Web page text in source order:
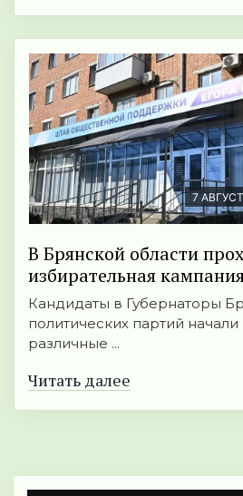
7
В Брянской области
избирательная
Кандидаты в Губернаторы
политических партий
различные ...
Читать далее